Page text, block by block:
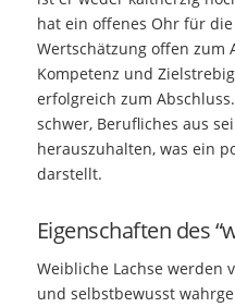
hat ein offenes Ohr für
Wertschätzung offen zum
Kompetenz und
erfolgreich zum
schwer, Berufliches aus
herauszuhalten, was ein
darstellt.
Eigenschaften des
Weibliche Lachse werden
und selbstbewusst